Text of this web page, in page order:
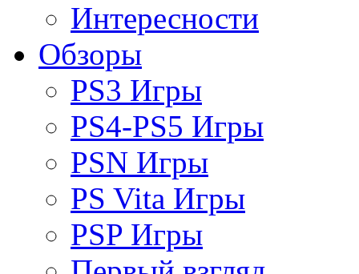
Интересности
Обзоры
PS3 Игры
PS4-PS5 Игры
PSN Игры
PS Vita Игры
PSP Игры